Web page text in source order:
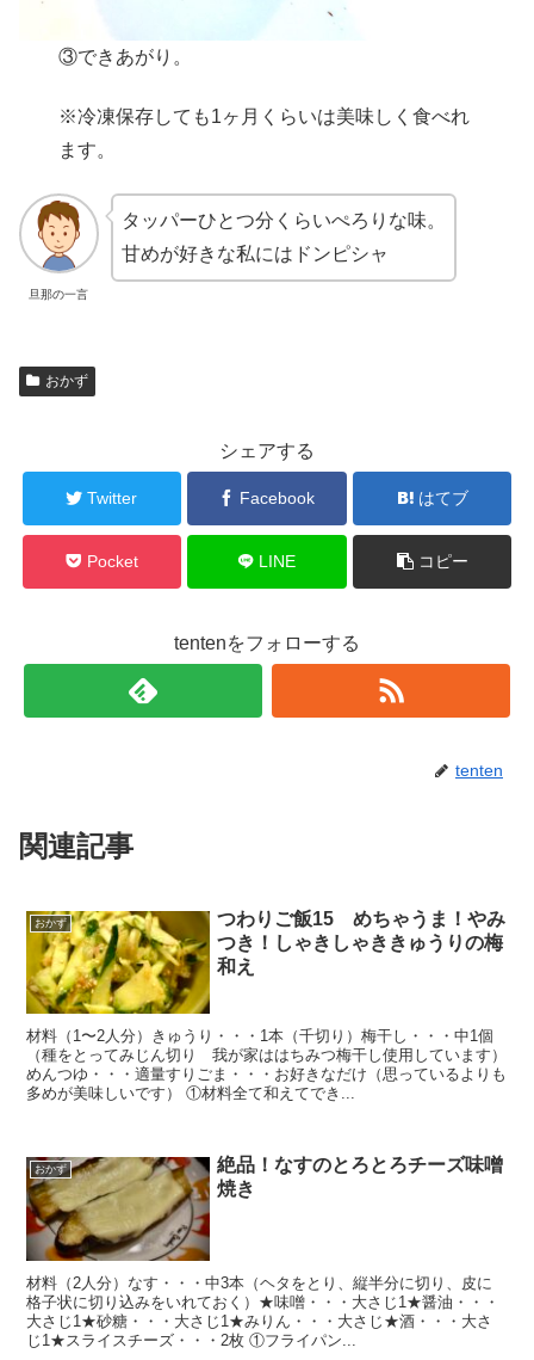
③できあがり。
※冷凍保存しても1ヶ月くらいは美味しく食べれ
ます。
旦那の一言
タッパーひとつ分くらいぺろりな味。
甘めが好きな私にはドンピシャ
おかず
シェアする
Twitter Facebook はてブ
Pocket LINE コピー
tentenをフォローする
tenten
関連記事
おかず
つわりご飯15 めちゃうま！やみ
つき！しゃきしゃききゅうりの梅
和え
材料（1〜2人分）きゅうり・・・1本（千切り）梅干し・・・中1個
（種をとってみじん切り 我が家ははちみつ梅干し使用しています）
めんつゆ・・・適量すりごま・・・お好きなだけ（思っているよりも
多めが美味しいです） ①材料全て和えてでき...
おかず
絶品！なすのとろとろチーズ味噌
焼き
材料（2人分）なす・・・中3本（ヘタをとり、縦半分に切り、皮に
格子状に切り込みをいれておく）★味噌・・・大さじ1★醤油・・・
大さじ1★砂糖・・・大さじ1★みりん・・・大さじ★酒・・・大さ
じ1★スライスチーズ・・・2枚 ①フライパン...